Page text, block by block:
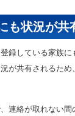
も状況が共
録している家族に
が共有されるため
連絡が取れない間